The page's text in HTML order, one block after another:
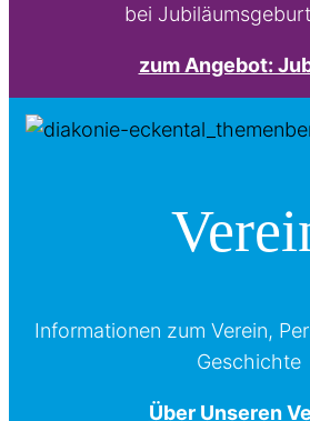
bei
zum Angebot:
Informationen zum Verein,
Geschichte
Über Unseren